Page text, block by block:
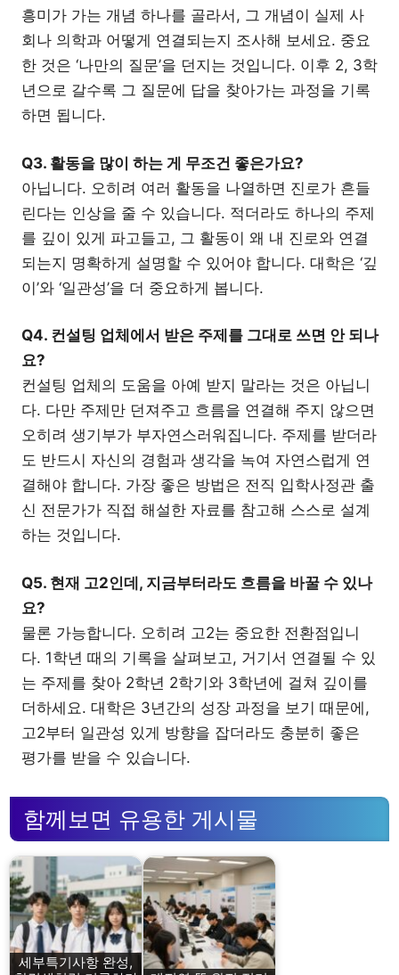
흥미가 가는 개념 하나를 골라서, 그 개념이 실제 사
회나 의학과 어떻게 연결되는지 조사해 보세요. 중요
한 것은 ‘나만의 질문’을 던지는 것입니다. 이후 2, 3학
년으로 갈수록 그 질문에 답을 찾아가는 과정을 기록
하면 됩니다.
Q3. 활동을 많이 하는 게 무조건 좋은가요?
아닙니다. 오히려 여러 활동을 나열하면 진로가 흔들
린다는 인상을 줄 수 있습니다. 적더라도 하나의 주제
를 깊이 있게 파고들고, 그 활동이 왜 내 진로와 연결
되는지 명확하게 설명할 수 있어야 합니다. 대학은 ‘깊
이’와 ‘일관성’을 더 중요하게 봅니다.
Q4. 컨설팅 업체에서 받은 주제를 그대로 쓰면 안 되나
요?
컨설팅 업체의 도움을 아예 받지 말라는 것은 아닙니
다. 다만 주제만 던져주고 흐름을 연결해 주지 않으면
오히려 생기부가 부자연스러워집니다. 주제를 받더라
도 반드시 자신의 경험과 생각을 녹여 자연스럽게 연
결해야 합니다. 가장 좋은 방법은 전직 입학사정관 출
신 전문가가 직접 해설한 자료를 참고해 스스로 설계
하는 것입니다.
Q5. 현재 고2인데, 지금부터라도 흐름을 바꿀 수 있나
요?
물론 가능합니다. 오히려 고2는 중요한 전환점입니
다. 1학년 때의 기록을 살펴보고, 거기서 연결될 수 있
는 주제를 찾아 2학년 2학기와 3학년에 걸쳐 깊이를
더하세요. 대학은 3년간의 성장 과정을 보기 때문에,
고2부터 일관성 있게 방향을 잡더라도 충분히 좋은
평가를 받을 수 있습니다.
함께보면 유용한 게시물
세부특기사항 완성,